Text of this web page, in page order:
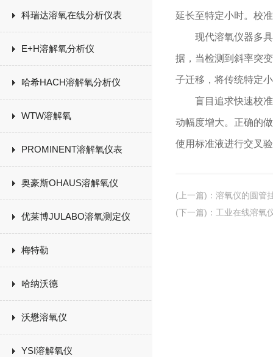
科瑞达溶氧在线分析仪表
E+H溶解氧分析仪
哈希HACH溶解氧分析仪
WTW溶解氧
PROMINENT溶解氧仪表
奥豪斯OHAUS溶解氧仪
优莱博JULABO溶氧测定仪
梅特勒
哈纳沃德
沃懋溶氧仪
YSI溶解氧仪
延长至特定小时。校
现代溶氧仪器多具
据，当检测到斜率突
子迁移，将传统特定
盲目追求快速校准
动幅度增大。正确的
使用标准液进行交叉
(上一篇) ： 溶氧仪的圆管
(下一篇) ： 工业在线溶氧